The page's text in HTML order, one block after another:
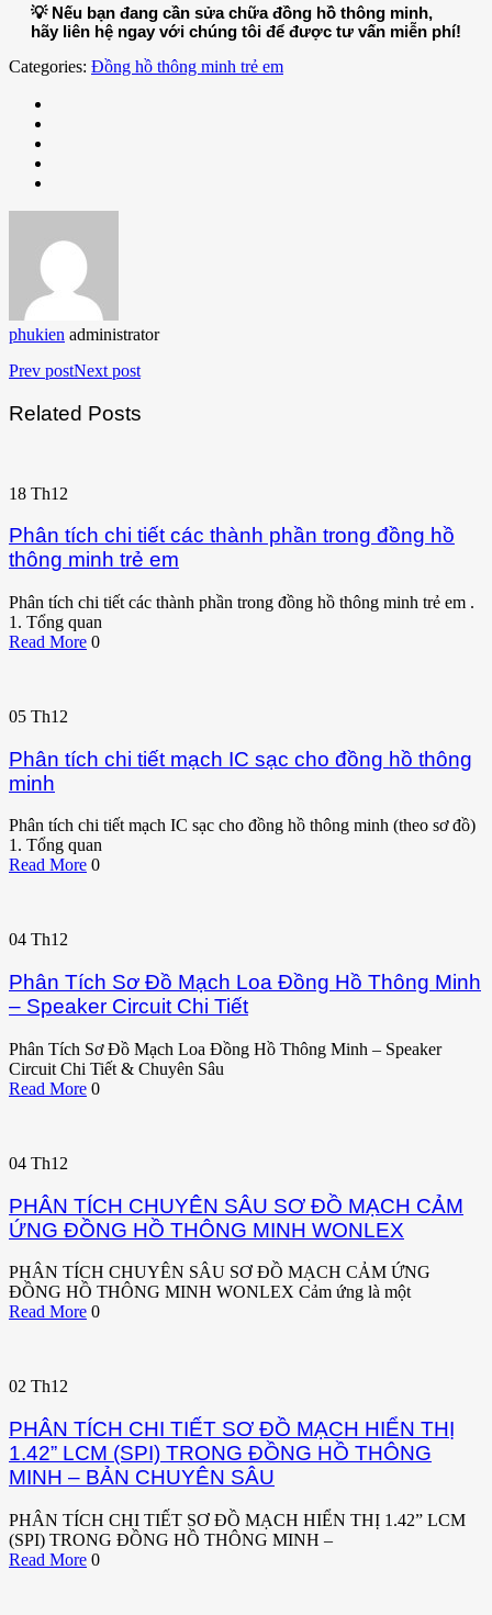
💡 Nếu bạn đang cần sửa chữa đồng hồ thông minh,
hãy liên hệ ngay với chúng tôi để được tư vấn miễn phí!
Categories: Đồng hồ thông minh trẻ em
phukien administrator
Prev postNext post
Related Posts
18 Th12
Phân tích chi tiết các thành phần trong đồng hồ
thông minh trẻ em
Phân tích chi tiết các thành phần trong đồng hồ thông minh trẻ em .
1. Tổng quan
Read More 0
05 Th12
Phân tích chi tiết mạch IC sạc cho đồng hồ thông
minh
Phân tích chi tiết mạch IC sạc cho đồng hồ thông minh (theo sơ đồ)
1. Tổng quan
Read More 0
04 Th12
Phân Tích Sơ Đồ Mạch Loa Đồng Hồ Thông Minh
– Speaker Circuit Chi Tiết
Phân Tích Sơ Đồ Mạch Loa Đồng Hồ Thông Minh – Speaker
Circuit Chi Tiết & Chuyên Sâu
Read More 0
04 Th12
PHÂN TÍCH CHUYÊN SÂU SƠ ĐỒ MẠCH CẢM
ỨNG ĐỒNG HỒ THÔNG MINH WONLEX
PHÂN TÍCH CHUYÊN SÂU SƠ ĐỒ MẠCH CẢM ỨNG
ĐỒNG HỒ THÔNG MINH WONLEX Cảm ứng là một
Read More 0
02 Th12
PHÂN TÍCH CHI TIẾT SƠ ĐỒ MẠCH HIỂN THỊ
1.42” LCM (SPI) TRONG ĐỒNG HỒ THÔNG
MINH – BẢN CHUYÊN SÂU
PHÂN TÍCH CHI TIẾT SƠ ĐỒ MẠCH HIỂN THỊ 1.42” LCM
(SPI) TRONG ĐỒNG HỒ THÔNG MINH –
Read More 0